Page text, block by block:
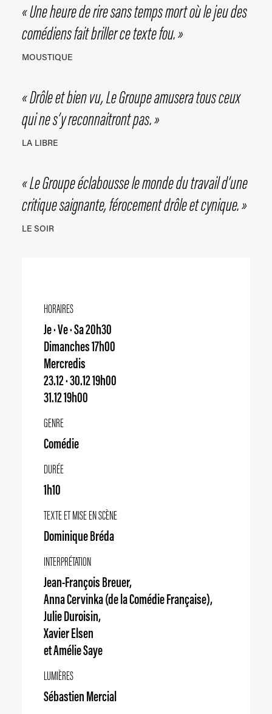
« Une heure de rire sans temps mort où le jeu des
comédiens fait briller ce texte fou. »
MOUSTIQUE
« Drôle et bien vu, Le Groupe amusera tous ceux
qui ne s’y reconnaitront pas. »
LA LIBRE
« Le Groupe éclabousse le monde du travail d’une
critique saignante, férocement drôle et cynique. »
LE SOIR
HORAIRES
Je · Ve · Sa 20h30
Dimanches 17h00
Mercredis
23.12 · 30.12 19h00
31.12 19h00
GENRE
Comédie
DURÉE
1h10
TEXTE ET MISE EN SCÈNE
Dominique Bréda
INTERPRÉTATION
Jean-François Breuer,
Anna Cervinka (de la Comédie Française),
Julie Duroisin,
Xavier Elsen
et Amélie Saye
LUMIÈRES
Sébastien Mercial